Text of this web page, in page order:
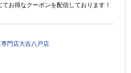
にてお得なクーポンを配信しております！
門店大吉八戸店